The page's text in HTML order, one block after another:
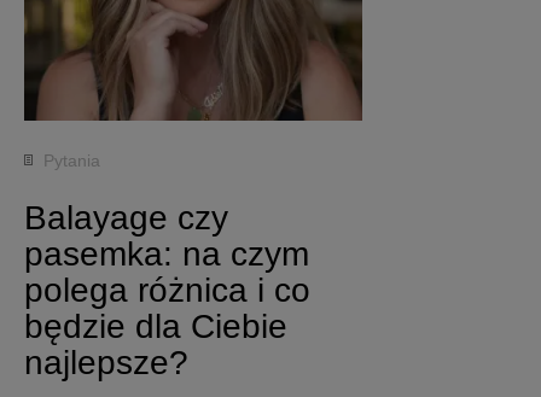
Pytania
Balayage czy
pasemka: na czym
polega różnica i co
będzie dla Ciebie
najlepsze?